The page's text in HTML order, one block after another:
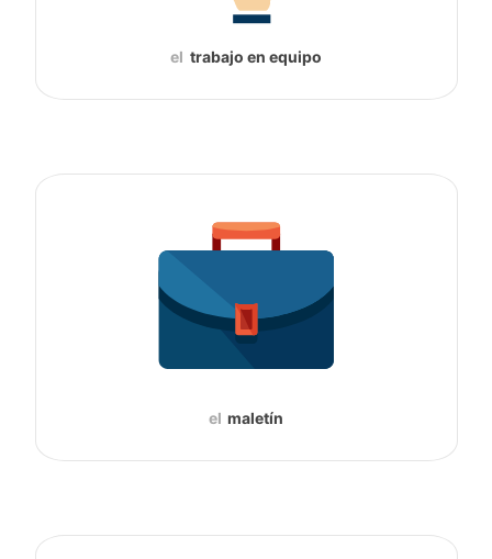
el trabajo en equipo
el maletín